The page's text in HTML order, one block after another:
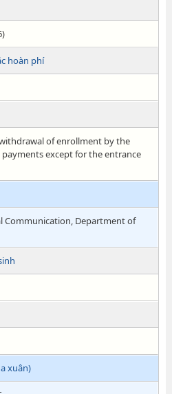
hoàn phí
of enrollment by the
except for the entrance
Department of
xuân)